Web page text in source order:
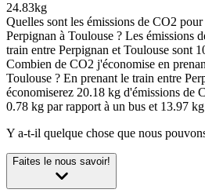
24.83kg
Quelles sont les émissions de CO2
Perpignan à Toulouse ? Les émissions
train entre Perpignan et Toulouse sont
Combien de CO2 j'économise en
Toulouse ? En prenant le train entre
économiserez 20.18 kg d'émissions de
0.78 kg par rapport à un bus et 13.97
Y a-t-il quelque chose que nous
Faites le nous savoir!